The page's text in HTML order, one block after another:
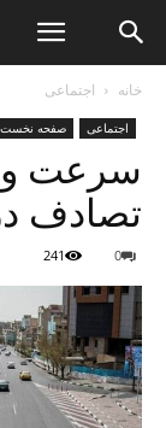
خانه اجتماعی
اجتماعی صفحه نخست
تصادف
0
241